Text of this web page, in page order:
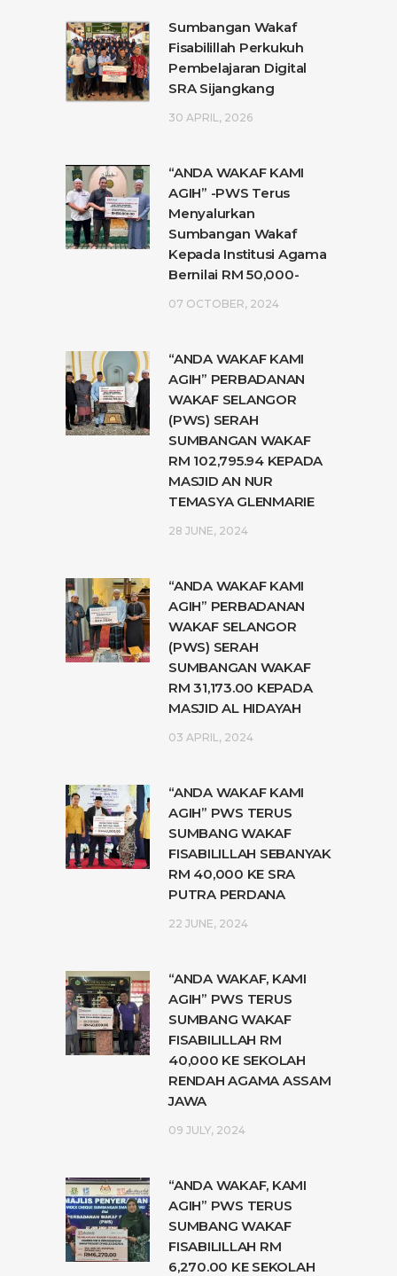
Sumbangan Wakaf
Fisabilillah Perkukuh
Pembelajaran Digital
SRA Sijangkang
30 APRIL, 2026
“ANDA WAKAF KAMI
AGIH” -PWS Terus
Menyalurkan
Sumbangan Wakaf
Kepada Institusi Agama
Bernilai RM 50,000-
07 OCTOBER, 2024
“ANDA WAKAF KAMI
AGIH” PERBADANAN
WAKAF SELANGOR
(PWS) SERAH
SUMBANGAN WAKAF
RM 102,795.94 KEPADA
MASJID AN NUR
TEMASYA GLENMARIE
28 JUNE, 2024
“ANDA WAKAF KAMI
AGIH” PERBADANAN
WAKAF SELANGOR
(PWS) SERAH
SUMBANGAN WAKAF
RM 31,173.00 KEPADA
MASJID AL HIDAYAH
03 APRIL, 2024
“ANDA WAKAF KAMI
AGIH” PWS TERUS
SUMBANG WAKAF
FISABILILLAH SEBANYAK
RM 40,000 KE SRA
PUTRA PERDANA
22 JUNE, 2024
“ANDA WAKAF, KAMI
AGIH” PWS TERUS
SUMBANG WAKAF
FISABILILLAH RM
40,000 KE SEKOLAH
RENDAH AGAMA ASSAM
JAWA
09 JULY, 2024
“ANDA WAKAF, KAMI
AGIH” PWS TERUS
SUMBANG WAKAF
FISABILILLAH RM
6,270.00 KE SEKOLAH